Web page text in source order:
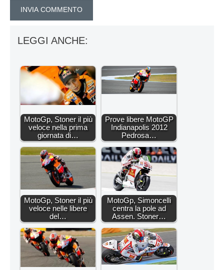
LEGGI ANCHE:
MotoGp, Stoner il più
veloce nella prima
giornata di…
Prove libere MotoGP
Indianapolis 2012
Pedrosa…
MotoGp, Stoner il più
veloce nelle libere
del…
MotoGp, Simoncelli
centra la pole ad
Assen. Stoner…